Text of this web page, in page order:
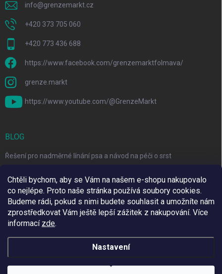
Chtěli bychom, aby se Vám na našem e-shopu nakupovalo
co nejlépe. Proto naše stránka používá soubory cookies.
Budeme rádi, pokud s nimi budete souhlasit a umožníte nám
zprostředkovat Vám ještě lepší zážitek z nakupování. Více
informací zde.
Nastavení
info@grenzemarkt.cz
+420 373 705 060
+420 773 436 688
https://www.facebook.com/grenzemarktfolmava/
grenze.markt
https://www.youtube.com/@GrenzeMarkt
BLOG
Řešení pro nadměrné línání psa a návod na péči o srst
Top 6 značek pro domácí mazlíčky za skvělé ceny
Copyright 2026Grenze Markt Online. Všechna práva vyhrazena.Upravit